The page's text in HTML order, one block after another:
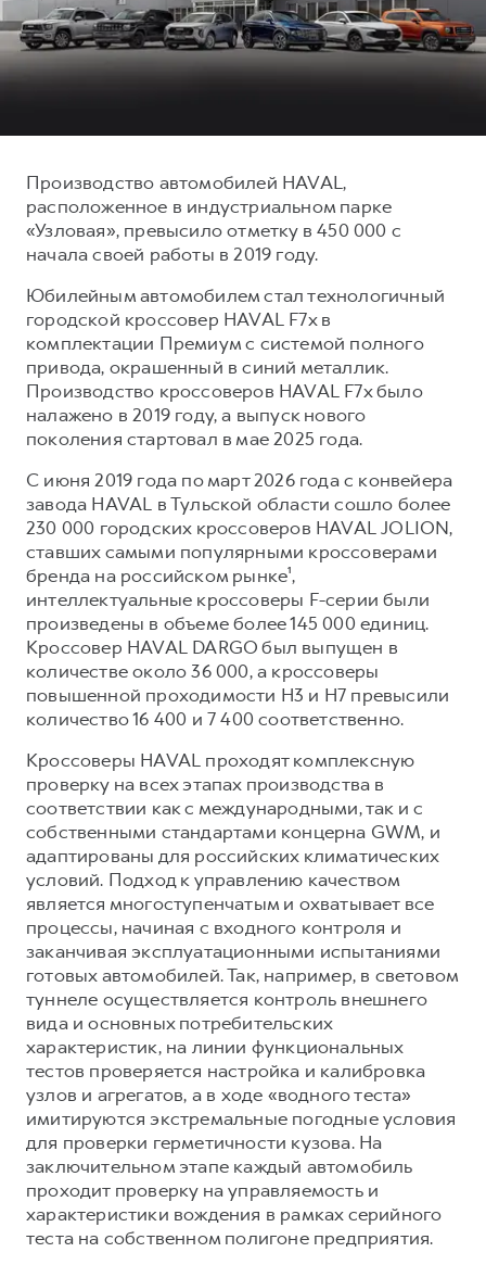
F7 F7X
Тест-драйв
Трейд-ин
КРЕДИТ И СТРАХОВАНИЕ
Кредитный калькулятор
Страхование
Кредит
КОРПОРАТИВНЫМ КЛИЕНТАМ
Для малого бизнеса
Корпоративным клиентам
Крупным корпоративным клиентам
Система управления автопарком
Сервис для корпоративных клиентов
HAVAL Лизинг
АКСЕССУАРЫ HAVAL
Автомобильные аксессуары
Коллекция CITY
Коллекция Базовая
СЕРВИСНОЕ ОБСЛУЖИВАНИЕ
Нулевое ТО
Регламенты технического обслуживания
Электронный ПТС
ПОДДЕРЖКА
Гарантия HAVAL
Мобильное приложение GWM
Программа «HAVAL Защита+»
Руководства по эксплуатации
АКСЕССУАРЫ HAVAL
Автомобильные аксессуары
Коллекция CITY
Коллекция Базовая
Коллекция Детская
О дилере
Наша команда
Производство автомобилей HAVAL,
расположенное в индустриальном парке
«Узловая», превысило отметку в 450 000 с
начала своей работы в 2019 году.
Юбилейным автомобилем стал технологичный
городской кроссовер HAVAL F7x в
комплектации Премиум с системой полного
привода, окрашенный в синий металлик.
Производство кроссоверов HAVAL F7x было
налажено в 2019 году, а выпуск нового
поколения стартовал в мае 2025 года.
С июня 2019 года по март 2026 года с конвейера
завода HAVAL в Тульской области сошло более
230 000 городских кроссоверов HAVAL JOLION,
ставших самыми популярными кроссоверами
бренда на российском рынке¹,
интеллектуальные кроссоверы F-серии были
произведены в объеме более 145 000 единиц.
Кроссовер HAVAL DARGO был выпущен в
количестве около 36 000, а кроссоверы
повышенной проходимости H3 и H7 превысили
количество 16 400 и 7 400 соответственно.
Кроссоверы HAVAL проходят комплексную
проверку на всех этапах производства в
соответствии как с международными, так и с
собственными стандартами концерна GWM, и
адаптированы для российских климатических
условий. Подход к управлению качеством
является многоступенчатым и охватывает все
процессы, начиная с входного контроля и
заканчивая эксплуатационными испытаниями
готовых автомобилей. Так, например, в световом
туннеле осуществляется контроль внешнего
вида и основных потребительских
характеристик, на линии функциональных
тестов проверяется настройка и калибровка
узлов и агрегатов, а в ходе «водного теста»
имитируются экстремальные погодные условия
для проверки герметичности кузова. На
заключительном этапе каждый автомобиль
проходит проверку на управляемость и
характеристики вождения в рамках серийного
теста на собственном полигоне предприятия.